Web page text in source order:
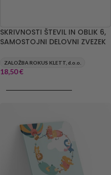
SKRIVNOSTI ŠTEVIL IN OBLIK 6,
SAMOSTOJNI DELOVNI ZVEZEK
ZALOŽBA ROKUS KLETT, d.o.o.
18,50€